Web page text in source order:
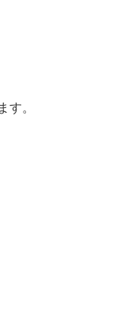
す。